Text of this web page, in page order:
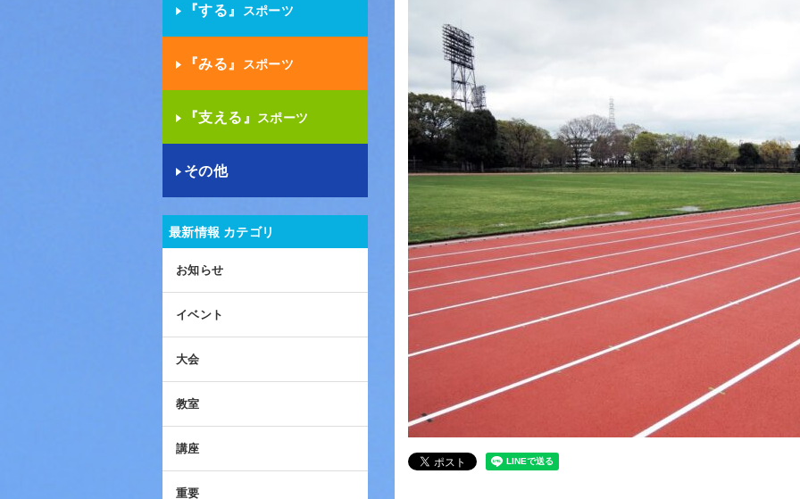
『する』 スポーツ
『みる』 スポーツ
『支える』 スポーツ
その他
最新情報 カテゴリ
お知らせ
イベント
大会
教室
講座
重要